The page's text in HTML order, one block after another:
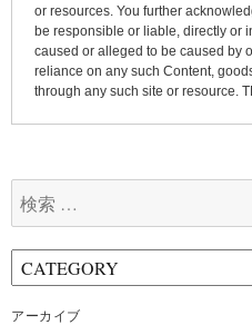
or resources. You further
be responsible or liable, directly or
caused or alleged to be caused by
reliance on any such Content,
through any such site or resource.
索:
アーカイブ